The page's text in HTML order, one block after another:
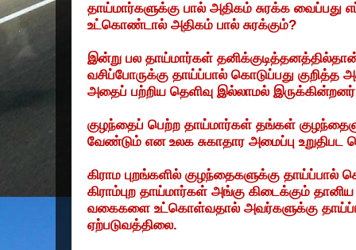
தாய்மார்களுக்கு பால் அதிகம் சுரக்க வைப்பது
உட்கொண்டால் அதிகம் பால் சுரக்கும்?
இன்று பல தாய்மார்கள்
வசிப்போருக்கு தாய்ப்பால் கொடுப்பது குறித்த
அதைப் பற்றிய தெளிவு இல்லாமல் இருக்கின்றனர்
குழந்தைப் பெற்ற தாய்மார்கள் தங்கள்
வேண்டும் என உலக சுகாதார அமைப்பு உறுதிபட
கிராம புறங்களில் குழந்தைகளுக்கு தாய்ப்பால்
கிராம்புற தாய்மார்கள் அங்கு கிடைக்கும் தானிய
வகைகளை உட்கொள்வதால் அவர்களுக்கு
ஏற்படுவத்திலை.